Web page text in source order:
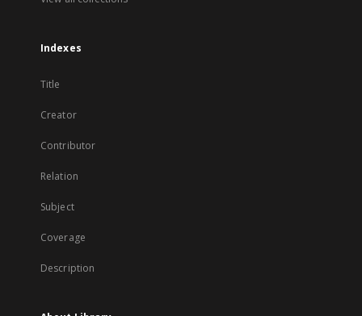
Indexes
Title
Creator
Contributor
Relation
Subject
Coverage
Description